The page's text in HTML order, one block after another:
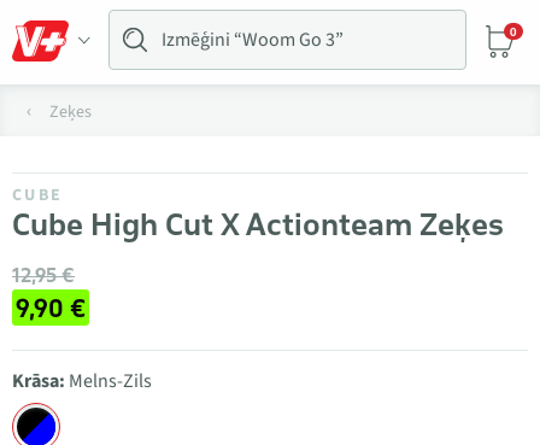
0
Zeķes
CUBE
Cube High Cut X Actionteam Zeķes
12,95 €
9,90 €
Krāsa: Melns-Zils